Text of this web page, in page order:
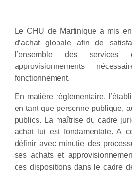
Le CHU de Martinique a mis
d’achat globale afin de
l’ensemble des services
approvisionnements
fonctionnement.
En matière règlementaire,
en tant que personne publique,
publics. La maîtrise du cadre
achat lui est fondamentale. A
définir avec minutie des
ses achats et
ces dispositions dans le cadre